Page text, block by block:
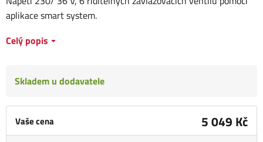
Vaše cena 5 049 Kč
aplikace smart system.
Celý popis
Skladem u dodavatele